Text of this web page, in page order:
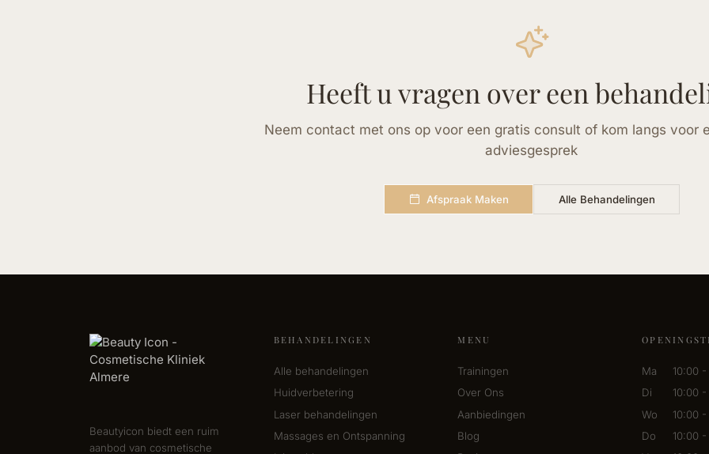
Heeft u vragen over een
Neem contact met ons op voor een gratis consult of kom langs voor
adviesgesprek
Afspraak Maken Alle Behandelingen
Beautyicon biedt een ruim
aanbod van cosmetische
BEHANDELINGEN
Alle behandelingen
Huidverbetering
Laser behandelingen
Massages en Ontspanning
MENU
Trainingen
Over Ons
Aanbiedingen
Blog
Ma
10:00 -
Di
10:00 -
Wo
10:00 -
Do
10:00 -